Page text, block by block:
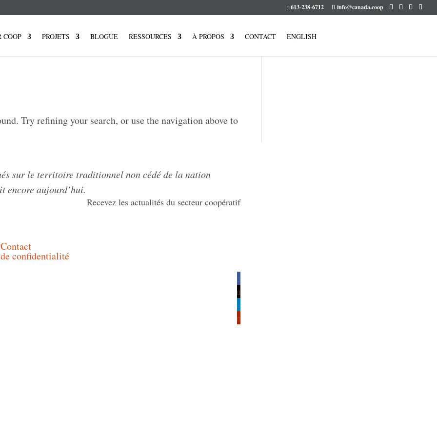
613-238-6712 info@canada.coop
COOP PROJETS BLOGUE RESSOURCES À PROPOS CONTACT ENGLISH
Try refining your search, or use the navigation above to
sur le territoire traditionnel non cédé de la nation
encore aujourd’hui.
Recevez les actualités du secteur coopératif
Contact
confidentialité